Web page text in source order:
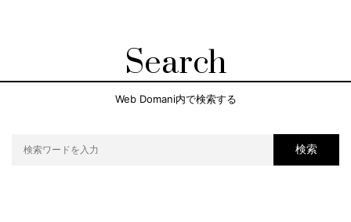
Search
Web Domani内で検索する
検索